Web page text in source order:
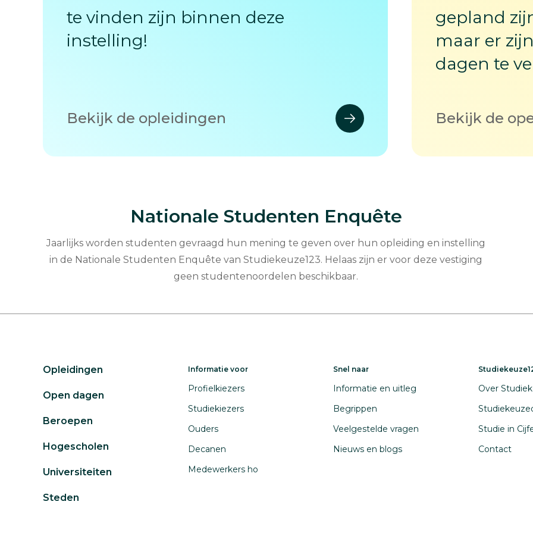
te vinden zijn binnen deze
instelling!
Bekijk de opleidingen
gepland
maar er
dagen te
Bekijk de
Nationale Studenten Enquête
Jaarlijks worden studenten gevraagd hun mening te geven over hun opleiding en instelling
in de Nationale Studenten Enquête van Studiekeuze123. Helaas zijn er voor deze vestiging
geen studentenoordelen beschikbaar.
Opleidingen
Open dagen
Beroepen
Hogescholen
Universiteiten
Steden
Informatie voor
Profielkiezers
Studiekiezers
Ouders
Decanen
Medewerkers ho
Snel naar
Informatie en uitleg
Begrippen
Veelgestelde vragen
Nieuws en blogs
Over
Studie in
Contact